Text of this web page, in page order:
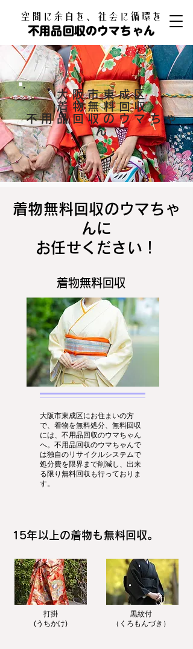
​空間に余白を、社会に循環を
不用品回収のウマちゃん
大阪市東成区
着物無料回収
不用品回収のウマちゃ
ん
着物無料回収のウマちゃ
んに
お任せください！
着物無料回収
大阪市東成区にお住まいの方
で、着物を無料処分、無料回収
には、不用品回収のウマちゃん
へ。不用品回収のウマちゃんで
は独自のリサイクルシステムで
処分費を限界まで削減し、出来
る限り無料回収も行っておりま
す。
15年以上の着物も無料回収。
​打掛
(うちかけ)
黒紋付
（くろもんづき）